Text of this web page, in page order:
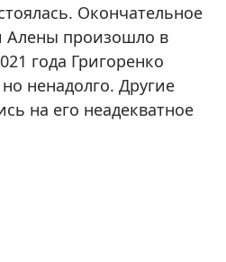
Окончательное
Алены произошло в
года Григоренко
ненадолго. Другие
на его неадекватное